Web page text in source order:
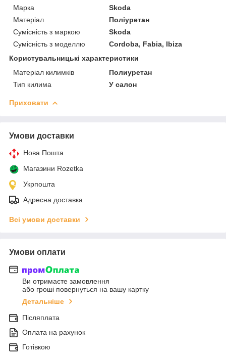
Марка
Skoda
Матеріал
Поліуретан
Сумісність з маркою
Skoda
Сумісність з моделлю
Cordoba, Fabia, Ibiza
Користувальницькі характеристики
Матеріал килимків
Полиуретан
Тип килима
У салон
Приховати
Умови доставки
Нова Пошта
Магазини Rozetka
Укрпошта
Адресна доставка
Всі умови доставки
Умови оплати
Ви отримаєте замовлення
або гроші повернуться на вашу картку
Детальніше
Післяплата
Оплата на рахунок
Готівкою